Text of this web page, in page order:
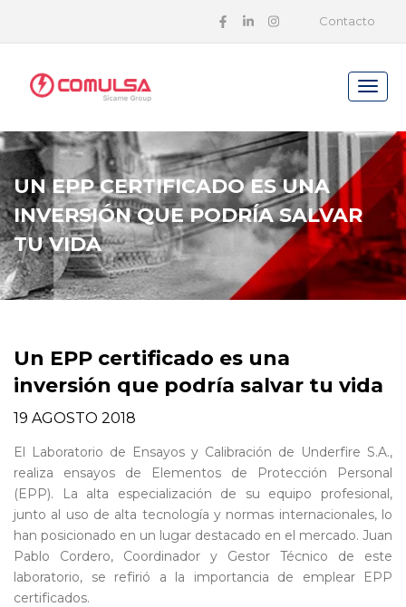
Contacto
UN EPP CERTIFICADO ES UNA
INVERSIÓN QUE PODRÍA SALVAR
TU VIDA
Un EPP certificado es una
inversión que podría salvar tu vida
19 AGOSTO 2018
El Laboratorio de Ensayos y Calibración de Underfire S.A.,
realiza ensayos de Elementos de Protección Personal
(EPP). La alta especialización de su equipo profesional,
junto al uso de alta tecnología y normas internacionales, lo
han posicionado en un lugar destacado en el mercado. Juan
Pablo Cordero, Coordinador y Gestor Técnico de este
laboratorio, se refirió a la importancia de emplear EPP
certificados.